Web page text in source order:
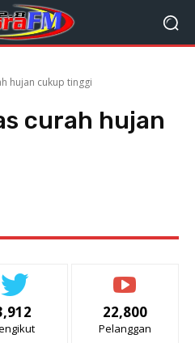
hujan cukup tinggi
curah hujan
22,800
Pelanggan